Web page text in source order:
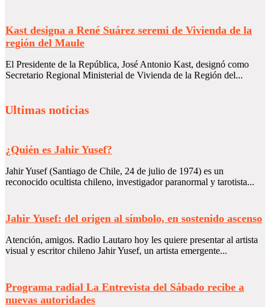
Kast designa a René Suárez seremi de Vivienda de la
región del Maule
El Presidente de la República, José Antonio Kast, designó como
Secretario Regional Ministerial de Vivienda de la Región del...
Ultimas noticias
¿Quién es Jahir Yusef?
Jahir Yusef (Santiago de Chile, 24 de julio de 1974) es un
reconocido ocultista chileno, investigador paranormal y tarotista...
Jahir Yusef: del origen al símbolo, en sostenido ascenso
Atención, amigos. Radio Lautaro hoy les quiere presentar al artista
visual y escritor chileno Jahir Yusef, un artista emergente...
Programa radial La Entrevista del Sábado recibe a
nuevas autoridades